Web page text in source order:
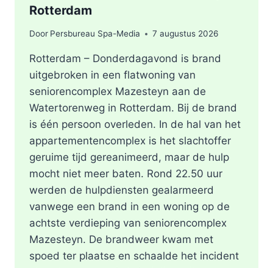
Rotterdam
Door Persbureau Spa-Media 7 augustus 2026
Rotterdam – Donderdagavond is brand
uitgebroken in een flatwoning van
seniorencomplex Mazesteyn aan de
Watertorenweg in Rotterdam. Bij de brand
is één persoon overleden. In de hal van het
appartementencomplex is het slachtoffer
geruime tijd gereanimeerd, maar de hulp
mocht niet meer baten. Rond 22.50 uur
werden de hulpdiensten gealarmeerd
vanwege een brand in een woning op de
achtste verdieping van seniorencomplex
Mazesteyn. De brandweer kwam met
spoed ter plaatse en schaalde het incident